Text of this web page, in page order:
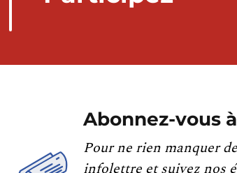
Abonnez-vous
Pour ne rien manquer
infolettre et suivez nos